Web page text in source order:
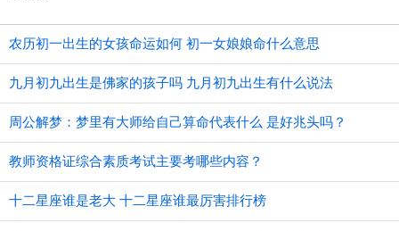
农历初一出生的女孩命运如何 初一女娘娘命什么意思
九月初九出生是佛家的孩子吗 九月初九出生有什么说法
周公解梦：梦里有大师给自己算命代表什么 是好兆头吗？
教师资格证综合素质考试主要考哪些内容？
十二星座谁是老大 十二星座谁最厉害排行榜